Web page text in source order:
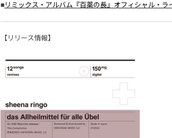
■リミックス・アルバム『百薬の長』オフィシャル・ラ
【リリース情報】